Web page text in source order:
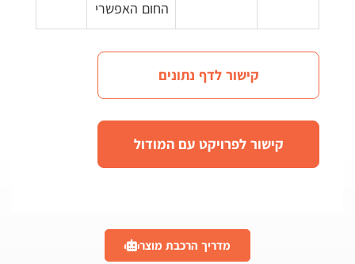
החום האפשרי
קישור לדף נתונים
קישור לפרויקט עם המודול
מדריך הרכבת מוצר